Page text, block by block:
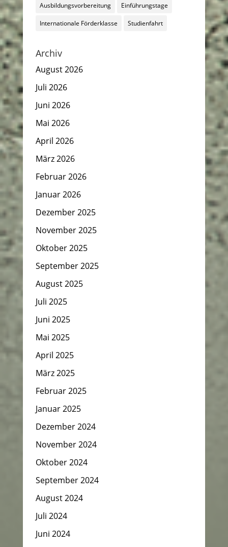
Ausbildungsvorbereitung Einführungstage
Internationale Förderklasse Studienfahrt
Archiv
August 2026
Juli 2026
Juni 2026
Mai 2026
April 2026
März 2026
Februar 2026
Januar 2026
Dezember 2025
November 2025
Oktober 2025
September 2025
August 2025
Juli 2025
Juni 2025
Mai 2025
April 2025
März 2025
Februar 2025
Januar 2025
Dezember 2024
November 2024
Oktober 2024
September 2024
August 2024
Juli 2024
Juni 2024